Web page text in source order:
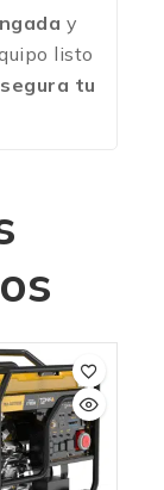
y
listo
tu